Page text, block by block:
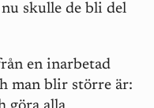
skulle de bli del
en inarbetad
man blir större är: